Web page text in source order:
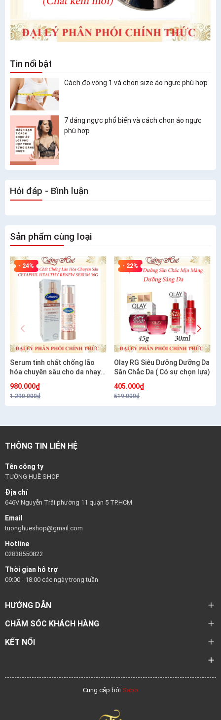
Tin nổi bật
Cách đo vòng 1 và chọn size áo ngực phù hợp
7 dáng ngực phổ biến và cách chọn áo ngực
phù hợp
Hỏi đáp - Bình luận
Sản phẩm cùng loại
- 24%
Serum tinh chất chống lão
hóa chuyên sâu cho da nhạy
cảm CETAPHIL HEALTHY
RENEW SERUM 30G
980.000₫
1.290.000₫
- 22%
Olay RG Siêu Dưỡng Dưỡng Da
Săn Chắc Da ( Có sự chọn lựa)
405.000₫
519.000₫
THÔNG TIN LIÊN HỆ
Tên công ty
TƯỜNG HUÊ SHOP
Địa chỉ
646V Nguyễn Trãi phường 11 quận 5 TP.HCM
Email
tuonghueshop@gmail.com
Hotline
02838550822
Thời gian hỗ trợ
09:00 - 18:00 các ngày trong tuần
HƯỚNG DẪN
CHĂM SÓC KHÁCH HÀNG
KẾT NỐI
Cung cấp bởi Sapo